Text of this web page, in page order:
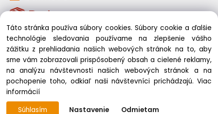
© 2026 Spirituálna Komnata. Všetky práva vyhradené.
Táto stránka používa súbory cookies. Súbory cookie a ďalšie
technológie sledovania používame na zlepšenie vášho
zážitku z prehliadania našich webových stránok na to, aby
sme vám zobrazovali prispôsobený obsah a cielené reklamy,
na analýzu návštevnosti našich webových stránok a na
pochopenie toho, odkiaľ naši návštevníci prichádzajú.Viac
informácií
Súhlasím
Nastavenie Odmietam